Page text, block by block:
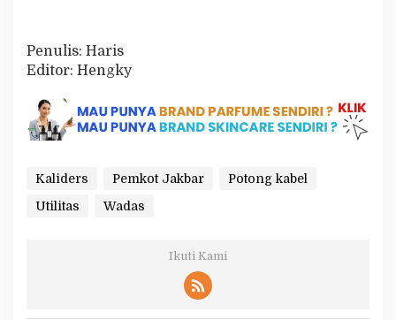
Penulis: Haris
Editor: Hengky
Kaliders Pemkot Jakbar
Potong kabel
Utilitas
Wadas
Ikuti Kami